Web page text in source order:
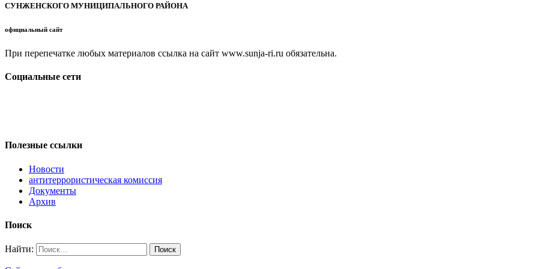
СУНЖЕНСКОГО МУНИЦИПАЛЬНОГО РАЙОНА
официальный сайт
При перепечатке любых материалов ссылка на сайт www.sunja-ri.ru обязательна.
Социальные сети
Полезные ссылки
Новости
антитеррористическая комиссия
Документы
Архив
Поиск
Найти: